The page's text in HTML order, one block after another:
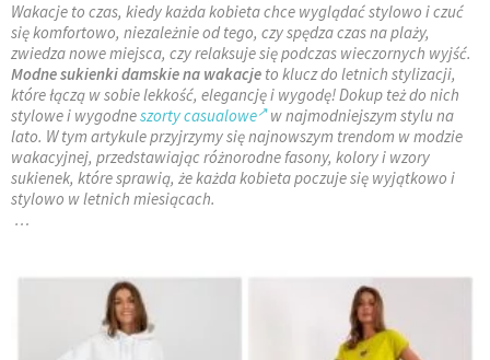
Wakacje to czas, kiedy każda kobieta chce wyglądać stylowo i czuć
się komfortowo, niezależnie od tego, czy spędza czas na plaży,
zwiedza nowe miejsca, czy relaksuje się podczas wieczornych wyjść.
Modne sukienki damskie na wakacje to klucz do letnich stylizacji,
które łączą w sobie lekkość, elegancję i wygodę! Dokup też do nich
stylowe i wygodneszorty casualowe w najmodniejszym stylu na
lato. W tym artykule przyjrzymy się najnowszym trendom w modzie
wakacyjnej, przedstawiając różnorodne fasony, kolory i wzory
sukienek, które sprawią, że każda kobieta poczuje się wyjątkowo i
stylowo w letnich miesiącach.
…